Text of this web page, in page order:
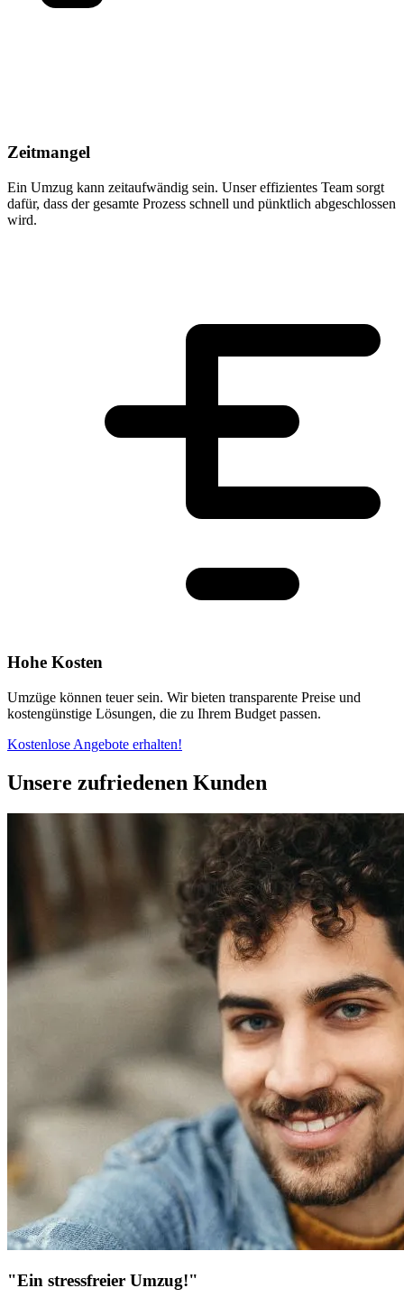
Zeitmangel
Ein Umzug kann zeitaufwändig sein. Unser effizientes Team sorgt
dafür, dass der gesamte Prozess schnell und pünktlich abgeschlossen
wird.
Hohe Kosten
Umzüge können teuer sein. Wir bieten transparente Preise und
kostengünstige Lösungen, die zu Ihrem Budget passen.
Kostenlose Angebote erhalten!
Unsere zufriedenen Kunden
"Ein stressfreier Umzug!"